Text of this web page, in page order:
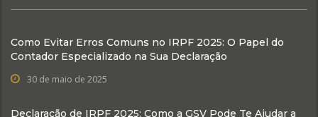
Como Evitar Erros Comuns no IRPF 2025: O Papel do
Contador Especializado na Sua Declaração
30 de maio de 2025
Declaração de IRPF 2025: Como a GSV Pode Te Ajudar a